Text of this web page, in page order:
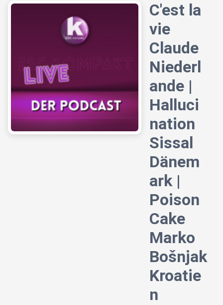
C'est la
vie
Claude
Niederl
ande |
Halluci
nation
Sissal
Dänem
ark |
Poison
Cake
Marko
Bošnjak
Kroatie
n